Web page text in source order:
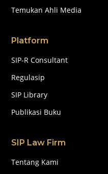
Temukan Ahli Media
Platform
SIP-R Consultant
Regulasip
SIP Library
Publikasi Buku
SIP Law Firm
Tentang Kami